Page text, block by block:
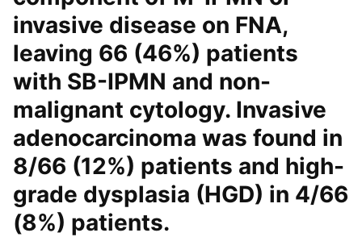
invasive disease on FNA,
leaving 66 (46%) patients
with SB-IPMN and non-
malignant cytology. Invasive
adenocarcinoma was found in
8/66 (12%) patients and high-
grade dysplasia (HGD) in 4/66
(8%) patients.